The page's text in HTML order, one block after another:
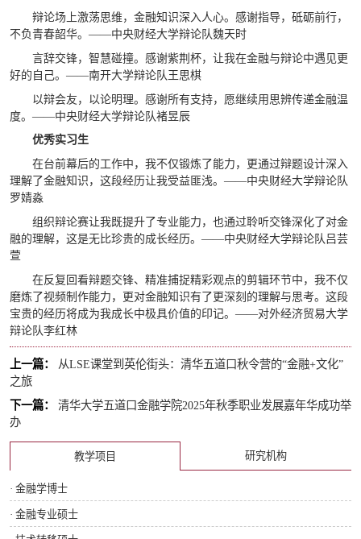
辩论场上激荡思维，金融知识深入人心。感谢指导，砥砺前行，
不负青春韶华。——中央财经大学辩论队魏天时
言辞交锋，智慧碰撞。感谢紫荆杯，让我在金融与辩论中遇见更
好的自己。——南开大学辩论队王思棋
以辩会友，以论明理。感谢所有支持，愿继续用思辨传递金融温
度。——中央财经大学辩论队褚昱辰
优秀实习生
在台前幕后的工作中，我不仅锻炼了能力，更通过辩题设计深入
理解了金融知识，这段经历让我受益匪浅。——中央财经大学辩论队
罗婧淼
组织辩论赛让我既提升了专业能力，也通过聆听交锋深化了对金
融的理解，这是无比珍贵的成长经历。——中央财经大学辩论队吕芸
萱
在反复回看辩题交锋、精准捕捉精彩观点的剪辑环节中，我不仅
磨炼了视频制作能力，更对金融知识有了更深刻的理解与思考。这段
宝贵的经历将成为我成长中极具价值的印记。——对外经济贸易大学
辩论队李红林
上一篇：
从LSE课堂到英伦街头：清华五道口秋令营的“金融+文化”
之旅
下一篇：
清华大学五道口金融学院2025年秋季职业发展嘉年华成功举
办
教学项目 研究机构
· 金融学博士
· 金融专业硕士